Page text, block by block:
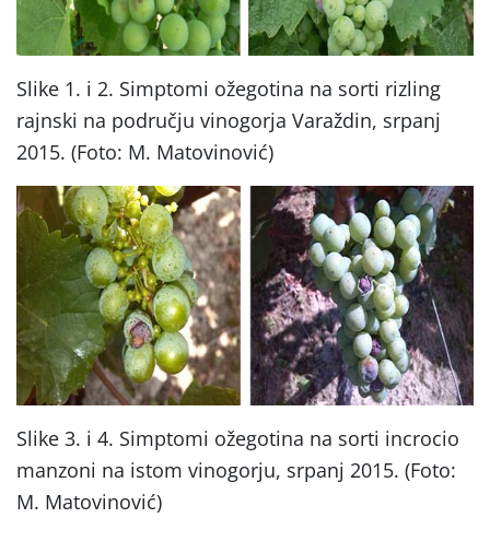
Slike 1. i 2. Simptomi ožegotina na sorti rizling
rajnski na području vinogorja Varaždin, srpanj
2015. (Foto: M. Matovinović)
Slike 3. i 4. Simptomi ožegotina na sorti incrocio
manzoni na istom vinogorju, srpanj 2015. (Foto:
M. Matovinović)